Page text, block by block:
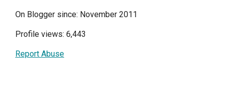
On Blogger since: November 2011
Profile views: 6,443
Report Abuse